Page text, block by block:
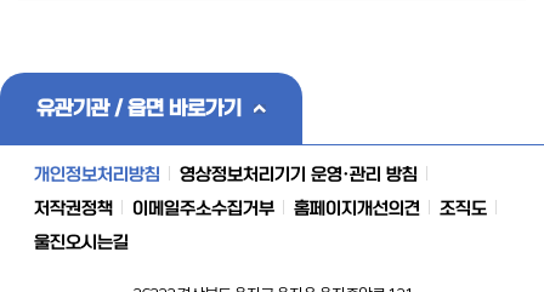
유관기관 / 읍면 바로가기
개인정보처리방침
영상정보처리기기 운영·관리 방침
저작권정책
이메일주소수집거부 홈페이지개선의견
조직도
울진오시는길